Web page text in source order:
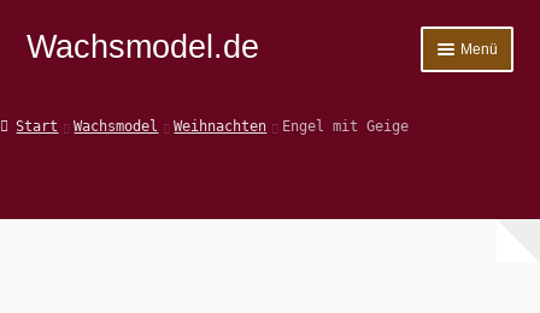
Zur
Zum
Wachsmodel.de Menü
Start Wachsmodel Weihnachten Engel mit Geige